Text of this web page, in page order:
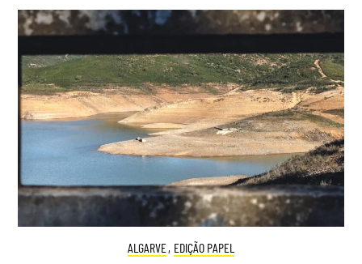
ALGARVE, EDIÇÃO PAPEL